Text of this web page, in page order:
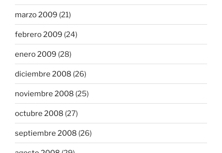
marzo 2009 (21)
febrero 2009 (24)
enero 2009 (28)
diciembre 2008 (26)
noviembre 2008 (25)
octubre 2008 (27)
septiembre 2008 (26)